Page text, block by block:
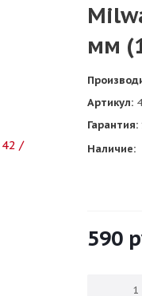
мм
Артикул:
Гарантия:
Наличие:
590